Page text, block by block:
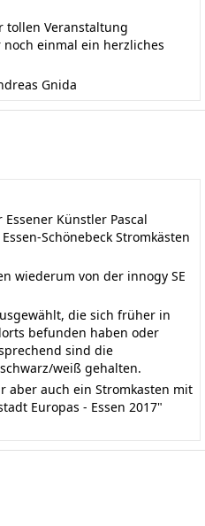
tollen Veranstaltung
einmal ein herzliches
Gnida
Künstler Pascal
Schönebeck Stromkästen
wiederum von der innogy SE
die sich früher in
befunden haben oder
sind die
weiß gehalten.
aber auch ein Stromkasten mit
Europas - Essen 2017"